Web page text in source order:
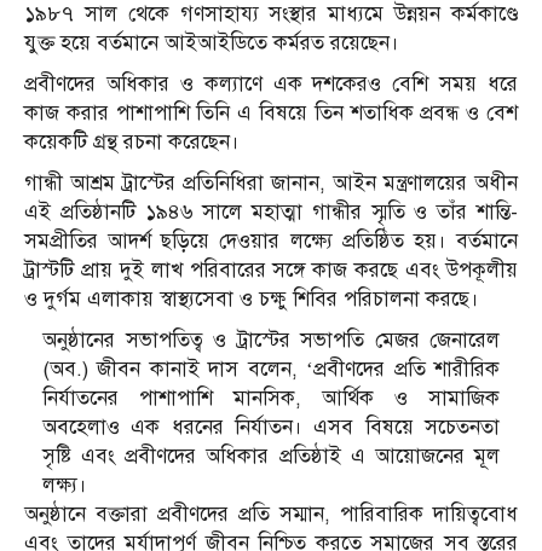
১৯৮৭ সাল থেকে গণসাহায্য সংস্থার মাধ্যমে উন্নয়ন কর্মকাণ্ডে
যুক্ত হয়ে বর্তমানে আইআইডিতে কর্মরত রয়েছেন।
প্রবীণদের অধিকার ও কল্যাণে এক দশকেরও বেশি সময় ধরে
কাজ করার পাশাপাশি তিনি এ বিষয়ে তিন শতাধিক প্রবন্ধ ও বেশ
কয়েকটি গ্রন্থ রচনা করেছেন।
গান্ধী আশ্রম ট্রাস্টের প্রতিনিধিরা জানান, আইন মন্ত্রণালয়ের অধীন
এই প্রতিষ্ঠানটি ১৯৪৬ সালে মহাত্মা গান্ধীর স্মৃতি ও তাঁর শান্তি-
সমপ্রীতির আদর্শ ছড়িয়ে দেওয়ার লক্ষ্যে প্রতিষ্ঠিত হয়। বর্তমানে
ট্রাস্টটি প্রায় দুই লাখ পরিবারের সঙ্গে কাজ করছে এবং উপকূলীয়
ও দুর্গম এলাকায় স্বাস্থ্যসেবা ও চক্ষু শিবির পরিচালনা করছে।
অনুষ্ঠানের সভাপতিত্ব ও ট্রাস্টের সভাপতি মেজর জেনারেল
(অব.) জীবন কানাই দাস বলেন, ‘প্রবীণদের প্রতি শারীরিক
নির্যাতনের পাশাপাশি মানসিক, আর্থিক ও সামাজিক
অবহেলাও এক ধরনের নির্যাতন। এসব বিষয়ে সচেতনতা
সৃষ্টি এবং প্রবীণদের অধিকার প্রতিষ্ঠাই এ আয়োজনের মূল
লক্ষ্য।
অনুষ্ঠানে বক্তারা প্রবীণদের প্রতি সম্মান, পারিবারিক দায়িত্ববোধ
এবং তাদের মর্যাদাপূর্ণ জীবন নিশ্চিত করতে সমাজের সব স্তরের